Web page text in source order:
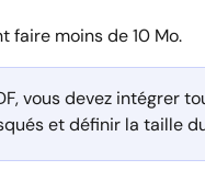
faire moins de 10 Mo.
vous devez intégrer
et définir la taille